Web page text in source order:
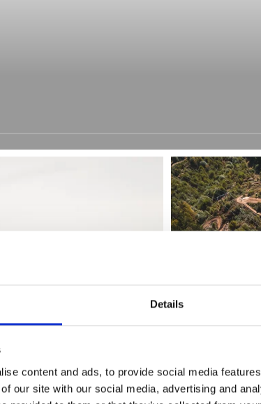
Details
content and ads, to provide social media
our site with our social media, advertising and